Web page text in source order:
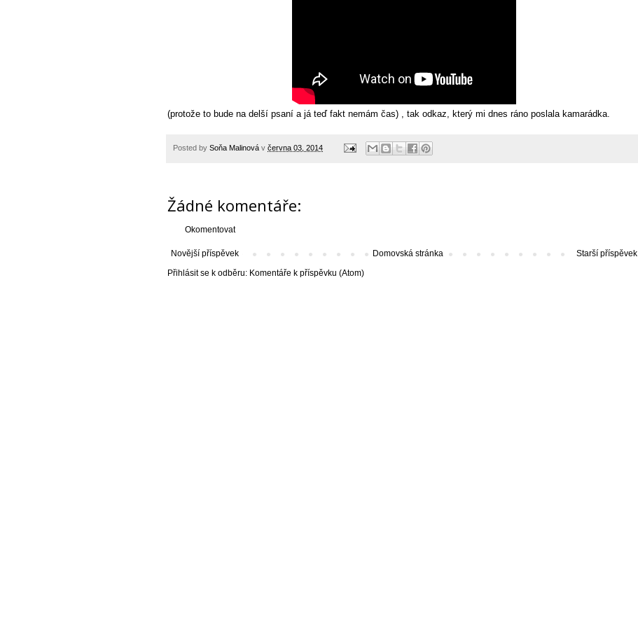
(protože to bude na delší psaní a já teď fakt nemám čas) , tak odkaz, který mi dnes ráno poslala kamarádka.
Posted by Soňa Malinová v června 03, 2014
Žádné komentáře:
Okomentovat
Novější příspěvek Starší příspěvek
Domovská stránka
Přihlásit se k odběru: Komentáře k příspěvku (Atom)